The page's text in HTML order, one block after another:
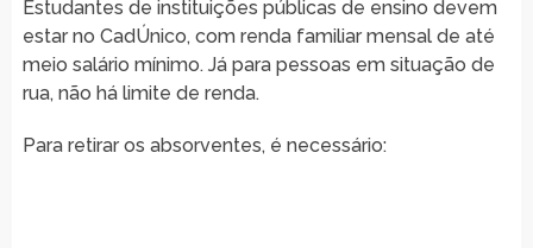
Estudantes de instituições públicas de ensino devem
estar no CadÚnico, com renda familiar mensal de até
meio salário mínimo. Já para pessoas em situação de
rua, não há limite de renda.
Para retirar os absorventes, é necessário: